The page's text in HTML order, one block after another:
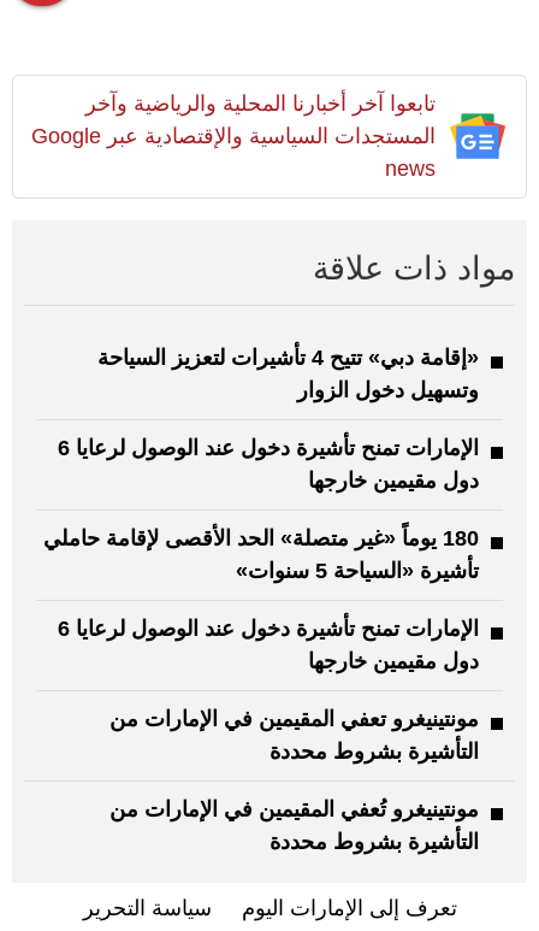
تابعوا آخر أخبارنا المحلية والرياضية وآخر
المستجدات السياسية والإقتصادية عبر Google
news
مواد ذات علاقة
«إقامة دبي» تتيح 4 تأشيرات لتعزيز السياحة
وتسهيل دخول الزوار
الإمارات تمنح تأشيرة دخول عند الوصول لرعايا 6
دول مقيمين خارجها
180 يوماً «غير متصلة» الحد الأقصى لإقامة حاملي
تأشيرة «السياحة 5 سنوات»
الإمارات تمنح تأشيرة دخول عند الوصول لرعايا 6
دول مقيمين خارجها
مونتينيغرو تعفي المقيمين في الإمارات من
التأشيرة بشروط محددة
مونتينيغرو تُعفي المقيمين في الإمارات من
التأشيرة بشروط محددة
تعرف إلى الإمارات اليوم سياسة التحرير